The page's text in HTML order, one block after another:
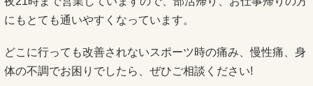
にもとても通いやすくなっています。
どこに行っても改善されないスポーツ時の痛み、慢性痛、身
体の不調でお困りでしたら、ぜひご相談ください!